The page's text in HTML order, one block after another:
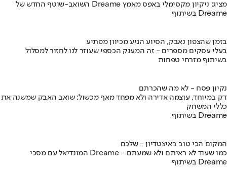
השואב-שוטף החדש של Dreame מציג: ניקיון מקסימלי באפס מאמץ
בשיתוף Dreame
בזמן שהצפון נאבק, הסיוע הגיע מכיוון מפתיע
בעלי עסקים מספרים - זה המענק הכספי שעוזר לנו לחזור למסלול
בשיתוף מזרחי טפחות
נקיון פסח - לא מה שהכרתם
דק במיוחד, עוצמה אדירה ולא מפחד מאף מכשול: שואב האבק שמשנה את
כללי המשחק
בשיתוף Dreame
המקום הכי טוב באיצטדיון - שלכם
המונדיאל עם מסכי Dreame - כמו שעוד לא ראיתם ולא שמעתם
בשיתוף Dreame